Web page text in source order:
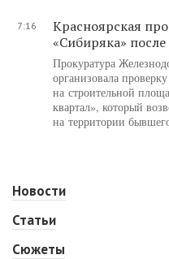
7:16
Красноярская
«Сибиряка»
Прокуратура
организовала
на строительной
квартал», который
на территории
Новости
Статьи
Сюжеты